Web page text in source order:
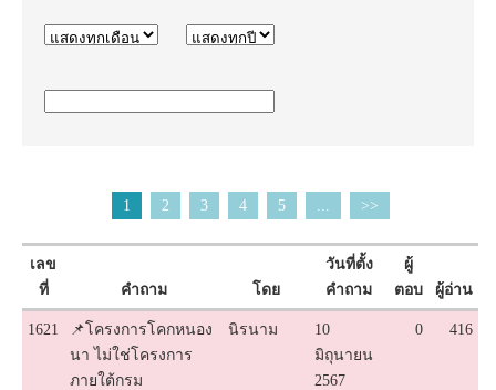
1 2 3 4 5 >>
เลข
ที่
คำถาม โดย
วันที่ตั้ง
คำถาม
ผู้
ตอบ
ผู้อ่าน
1621
📌โครงการโคกหนอง
นา ไม่ใช่โครงการ
ภายใต้กรม
นิรนาม
10
มิถุนายน
2567
0 416